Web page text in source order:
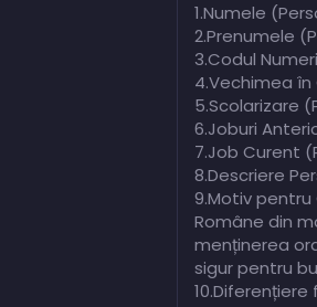
1.Numele
2.Prenumele
3.Codul
4.Vechimea în
5.Scolarizare
6.Joburi
7.Job Curent
8.Descriere
9.Motiv pentru
Române din
menținerea
sigur pentru